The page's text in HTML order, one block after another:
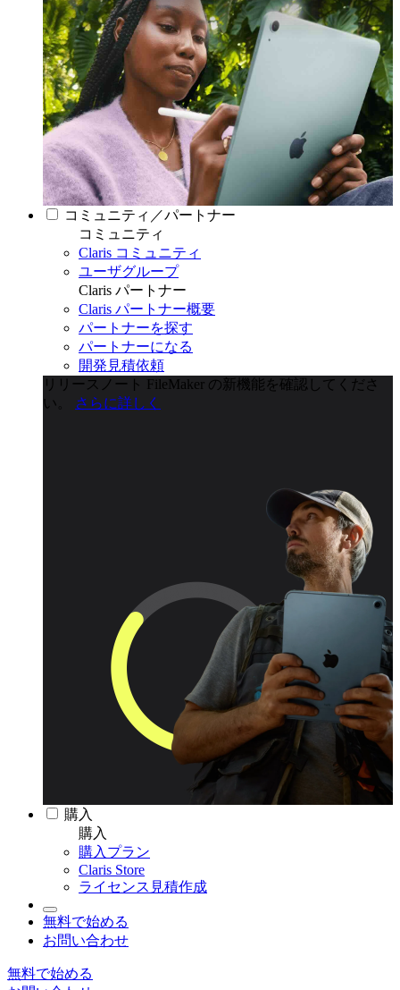
コミュニティ／パートナー
コミュニティ
Claris コミュニティ
ユーザグループ
Claris パートナー
Claris パートナー概要
パートナーを探す
パートナーになる
開発見積依頼
リリースノート
FileMaker の新機能を確認してくださ
い。
さらに詳しく
購入
購入
購入プラン
Claris Store
ライセンス見積作成
無料で始める
お問い合わせ
無料で始める